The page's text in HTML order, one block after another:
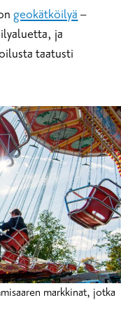
geokätköilyä –
ja
taatusti
markkinat, jotka